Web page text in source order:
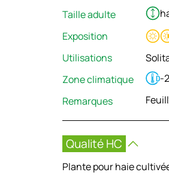
Taille adulte
Exposition
Utilisations
Zone climatique
-
Remarques
Qualité HC
Plante pour haie